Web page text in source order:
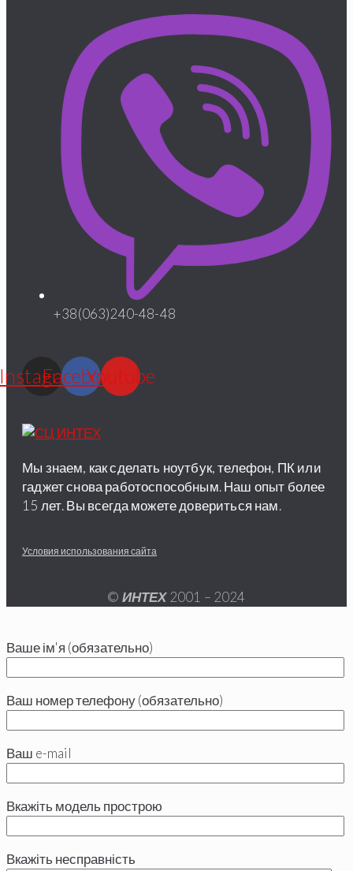
+38(063)240-48-48
Instagram
FacebookYoutube
Мы знаем, как сделать ноутбук, телефон, ПК или
гаджет снова работоспособным. Наш опыт более
15 лет. Вы всегда можете довериться нам.
Условия использования сайта
© ИНТЕХ 2001 – 2024
Ваше ім'я (обязательно)
Ваш номер телефону (обязательно)
Ваш e-mail
Вкажіть модель прострою
Вкажіть несправність